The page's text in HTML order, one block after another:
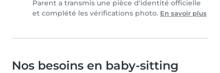
Parent a transmis une pièce d'identité officielle
et complété les vérifications photo. En savoir plus
Nos besoins en baby-sitting